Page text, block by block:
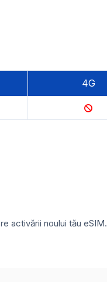
4G
activării noului tău eSIM.